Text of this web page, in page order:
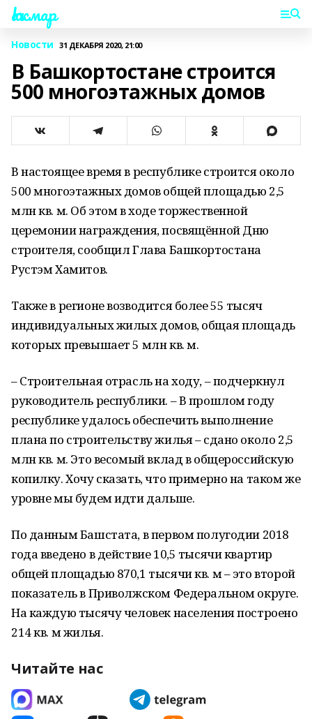
Һаҡмар
Новости 31 ДЕКАБРЯ 2020, 21:00
В Башкортостане строится
500 многоэтажных домов
В настоящее время в республике строится около
500 многоэтажных домов общей площадью 2,5
млн кв. м. Об этом в ходе торжественной
церемонии награждения, посвящённой Дню
строителя, сообщил Глава Башкортостана
Рустэм Хамитов.
Также в регионе возводится более 55 тысяч
индивидуальных жилых домов, общая площадь
которых превышает 5 млн кв. м.
– Строительная отрасль на ходу, – подчеркнул
руководитель республики. – В прошлом году
республике удалось обеспечить выполнение
плана по строительству жилья – сдано около 2,5
млн кв. м. Это весомый вклад в общероссийскую
копилку. Хочу сказать, что примерно на таком же
уровне мы будем идти дальше.
По данным Башстата, в первом полугодии 2018
года введено в действие 10,5 тысячи квартир
общей площадью 870,1 тысячи кв. м – это второй
показатель в Приволжском Федеральном округе.
На каждую тысячу человек населения построено
214 кв. м жилья.
Читайте нас